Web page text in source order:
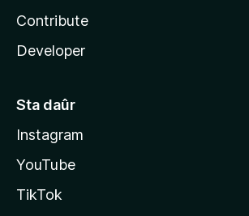
Contribute
Developer
Sta daûr
Instagram
YouTube
TikTok